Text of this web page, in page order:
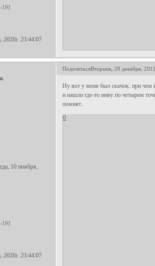
19]
2026г. 23:44:07
ПоделитьсяВторник, 20 декабря,
10 ноября,
19]
2026г. 23:44:07
Ну вот у меня был скачок. при чем
и нашли где-то инву по четырем
помнят..
0